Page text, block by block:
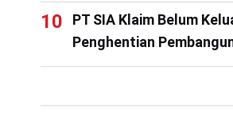
PT SIA Klaim Belum
Penghentian